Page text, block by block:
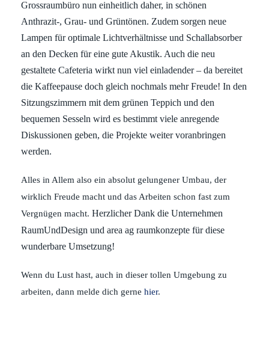
Grossraumbüro nun einheitlich daher, in schönen
Anthrazit-, Grau- und Grüntönen. Zudem sorgen neue
Lampen für optimale Lichtverhältnisse und Schallabsorber
an den Decken für eine gute Akustik. Auch die neu
gestaltete Cafeteria wirkt nun viel einladender – da bereitet
die Kaffeepause doch gleich nochmals mehr Freude! In den
Sitzungszimmern mit dem grünen Teppich und den
bequemen Sesseln wird es bestimmt viele anregende
Diskussionen geben, die Projekte weiter voranbringen
werden.
Alles in Allem also ein absolut gelungener Umbau, der
wirklich Freude macht und das Arbeiten schon fast zum
Vergnügen macht. Herzlicher Dank die Unternehmen
RaumUndDesign und area ag raumkonzepte für diese
wunderbare Umsetzung!
Wenn du Lust hast, auch in dieser tollen Umgebung zu
arbeiten, dann melde dich gerne hier.